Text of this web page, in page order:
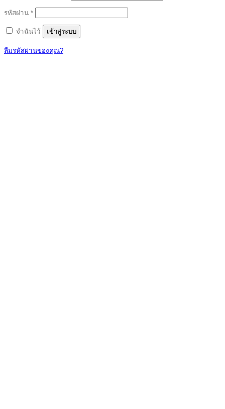
รหัสผ่าน *ต้องการ
จำฉันไว้ เข้าสู่ระบบ
ลืมรหัสผ่านของคุณ?